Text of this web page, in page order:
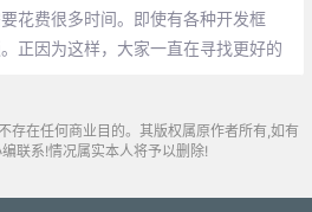
花费很多时间。即使有各种开发框
正因为这样，大家一直在寻找更好的
存在任何商业目的。其版权属原作者所有,如有
联系!情况属实本人将予以删除!